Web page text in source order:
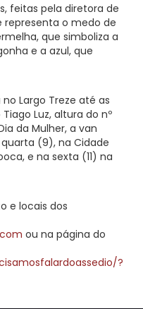
feitas pela diretora de
representa o medo de
que simboliza a
e a azul, que
Largo Treze até as
Luz, altura do nº
da Mulher, a van
(9), na Cidade
e na sexta (11) na
e locais dos
ou na página do
?